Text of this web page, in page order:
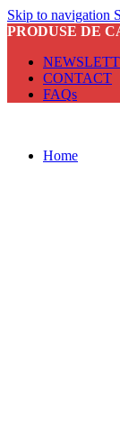
Skip to navigation
PRODUSE DE
CONTACT
FAQs
Home